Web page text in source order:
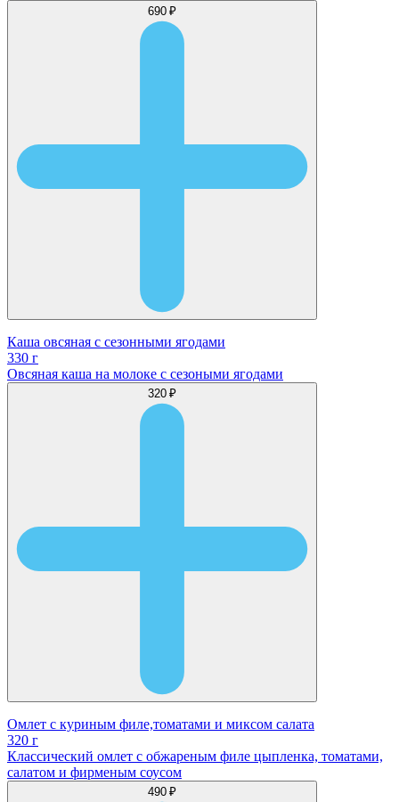
690 ₽
Каша овсяная с сезонными ягодами
330 г
Овсяная каша на молоке с сезоными ягодами
320 ₽
Омлет с куриным филе,томатами и миксом салата
320 г
Классический омлет с обжареным филе цыпленка, томатами,
салатом и фирменым соусом
490 ₽